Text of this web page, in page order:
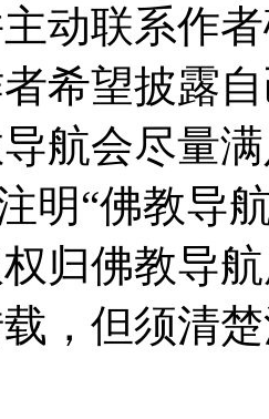
动联系作
希望披露
航会尽量
明“佛教导
归佛教导
，但须清